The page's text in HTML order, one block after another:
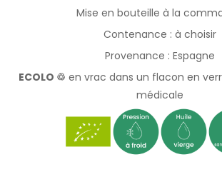
Mise en bouteille à la
Contenance : à choisir
Provenance : Espagne
ECOLO ♲ en vrac dans un flacon en
médicale